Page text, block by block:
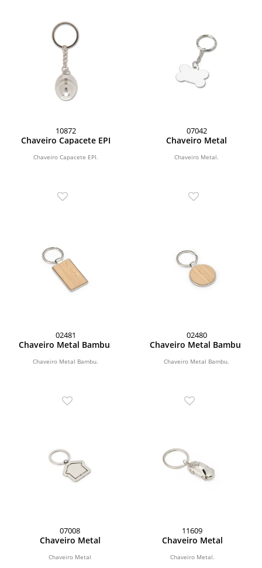
10872
Chaveiro Capacete EPI
Chaveiro Capacete EPI.
07042
Chaveiro Metal
Chaveiro Metal.
02481
Chaveiro Metal Bambu
Chaveiro Metal Bambu.
02480
Chaveiro Metal Bambu
Chaveiro Metal Bambu.
07008
Chaveiro Metal
Chaveiro Metal
11609
Chaveiro Metal
Chaveiro Metal.